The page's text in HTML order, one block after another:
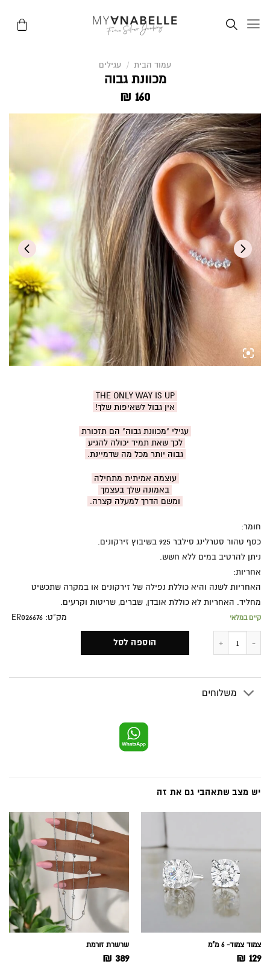
עמוד הבית / עגילים
מכוונת גבוה
160
₪
THE ONLY WAY IS UP
אין גבול לשאיפות שלך!
עגילי "מכוונת גבוה" הם תזכורת
לכך שאת תמיד יכולה להגיע
גבוה יותר מכל מה שדמיינת.
עוצמה אמיתית מתחילה
באמונה שלך בעצמך
ומשם הדרך למעלה קצרה.
חומר:
כסף טהור סטרלינג סילבר 925 בשיבוץ זירקונים.
ניתן להרטיב במים ללא חשש.
אחריות:
האחריות לשנה והיא כוללת נפילה של זירקונים או במקרה שתכשיט
מחליד. האחריות לא כוללת אובדן, שברים, שריטות וקרעים.
קיים במלאי מק"ט: ER026676
הוספה לסל
משלוחים
יש מצב שתאהבי גם את זה
צמוד צמוד- 6 מ"מ
129
₪
שרשרת זורמת
389
₪